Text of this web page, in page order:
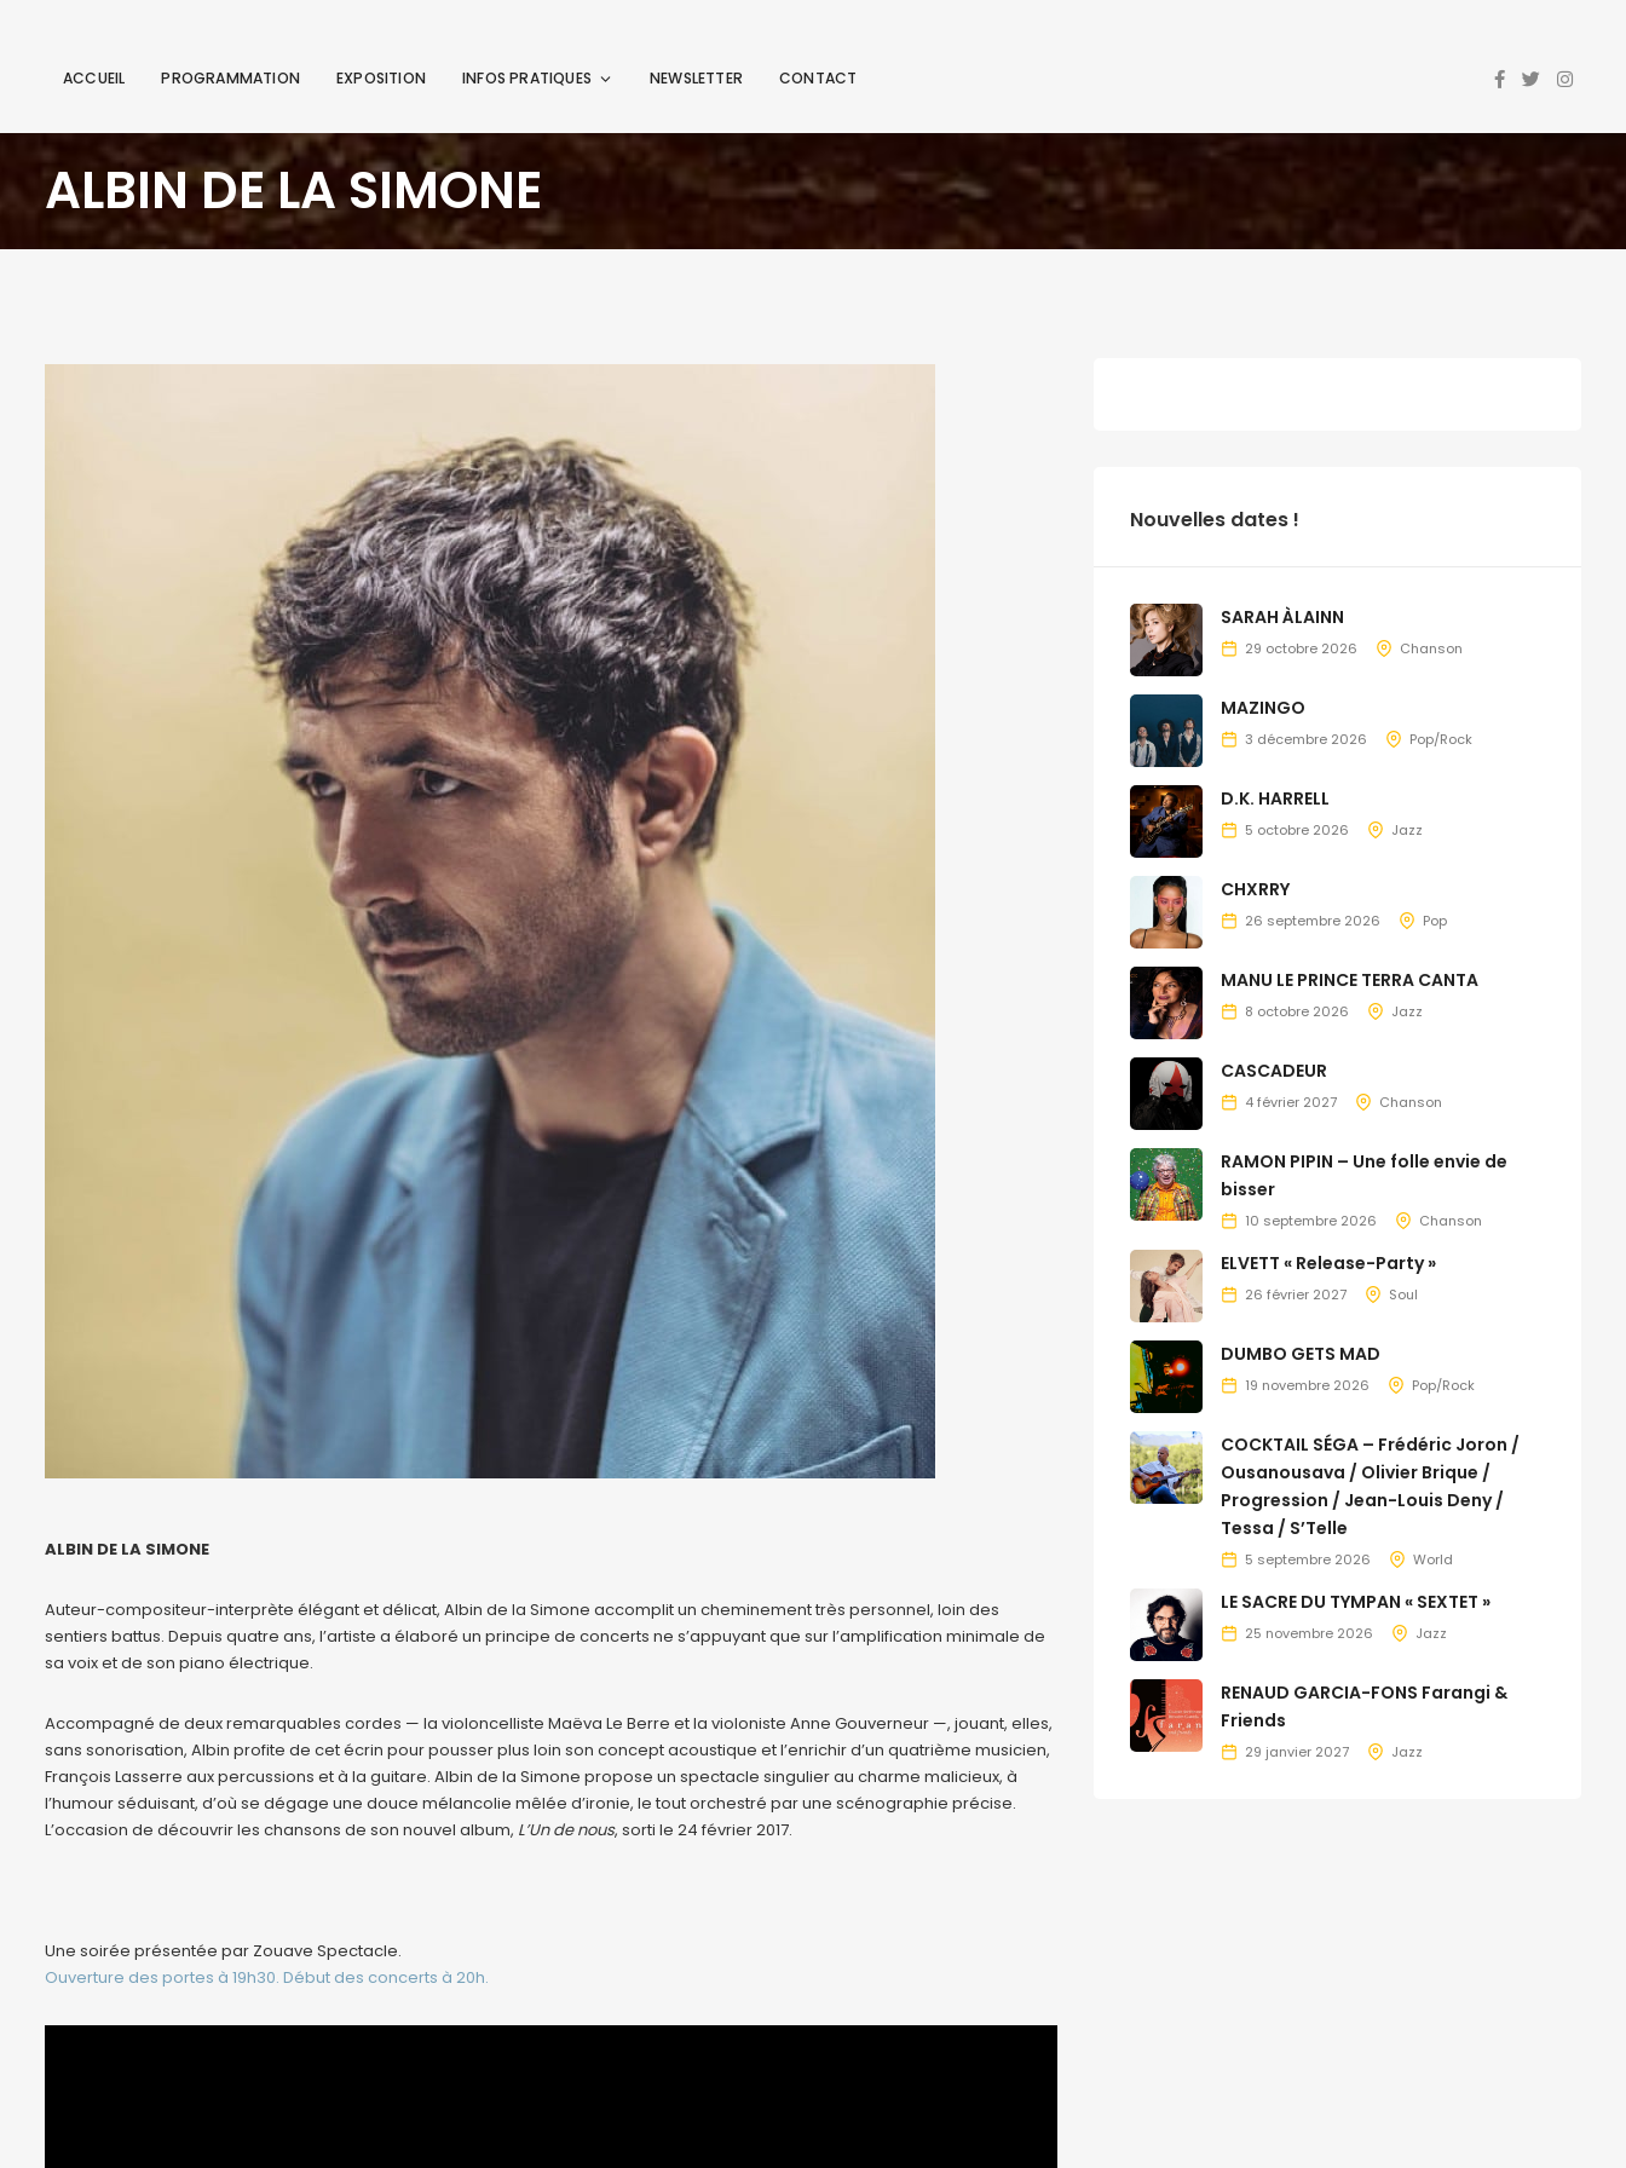
ACCUEIL PROGRAMMATION EXPOSITION INFOS PRATIQUES NEWSLETTER CONTACT
ALBIN DE LA SIMONE
ALBIN DE LA SIMONE
Auteur-compositeur-interprète élégant et délicat, Albin de la Simone accomplit un cheminement très personnel, loin des
sentiers battus. Depuis quatre ans, l’artiste a élaboré un principe de concerts ne s’appuyant que sur l’amplification minimale de
sa voix et de son piano électrique.
Accompagné de deux remarquables cordes — la violoncelliste Maëva Le Berre et la violoniste Anne Gouverneur —, jouant, elles,
sans sonorisation, Albin profite de cet écrin pour pousser plus loin son concept acoustique et l’enrichir d’un quatrième musicien,
François Lasserre aux percussions et à la guitare. Albin de la Simone propose un spectacle singulier au charme malicieux, à
l’humour séduisant, d’où se dégage une douce mélancolie mêlée d’ironie, le tout orchestré par une scénographie précise.
L’occasion de découvrir les chansons de son nouvel album, L’Un de nous, sorti le 24 février 2017.
Une soirée présentée par Zouave Spectacle.
Ouverture des portes à 19h30. Début des concerts à 20h.
Nouvelles dates !
SARAH ÀLAINN
29 octobre 2026 Chanson
MAZINGO
3 décembre 2026 Pop/Rock
D.K. HARRELL
5 octobre 2026 Jazz
CHXRRY
26 septembre 2026 Pop
MANU LE PRINCE TERRA CANTA
8 octobre 2026 Jazz
CASCADEUR
4 février 2027 Chanson
RAMON PIPIN – Une folle envie de
bisser
10 septembre 2026 Chanson
ELVETT « Release-Party »
26 février 2027 Soul
DUMBO GETS MAD
19 novembre 2026 Pop/Rock
COCKTAIL SÉGA – Frédéric Joron /
Ousanousava / Olivier Brique /
Progression / Jean-Louis Deny /
Tessa / S’Telle
5 septembre 2026 World
LE SACRE DU TYMPAN « SEXTET »
25 novembre 2026 Jazz
RENAUD GARCIA-FONS Farangi &
Friends
29 janvier 2027 Jazz